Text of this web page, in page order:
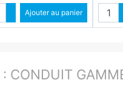
Quantité
Augmenter quantité
Diminuer quantité
Ajouter au panier
CONDUIT